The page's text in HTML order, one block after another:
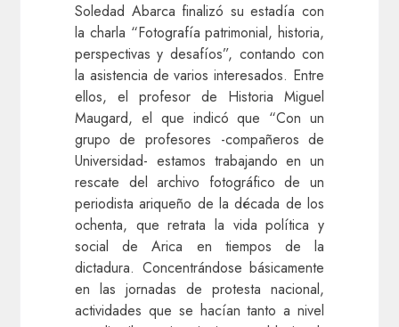
Soledad Abarca finalizó su estadía con
la charla “Fotografía patrimonial, historia,
perspectivas y desafíos”, contando con
la asistencia de varios interesados. Entre
ellos, el profesor de Historia Miguel
Maugard, el que indicó que “Con un
grupo de profesores -compañeros de
Universidad- estamos trabajando en un
rescate del archivo fotográfico de un
periodista ariqueño de la década de los
ochenta, que retrata la vida política y
social de Arica en tiempos de la
dictadura. Concentrándose básicamente
en las jornadas de protesta nacional,
actividades que se hacían tanto a nivel